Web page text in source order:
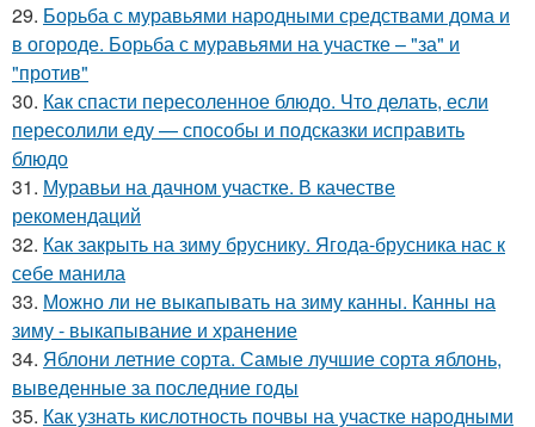
29. Борьба с муравьями народными средствами дома и
в огороде. Борьба с муравьями на участке – "за" и
"против"
30. Как спасти пересоленное блюдо. Что делать, если
пересолили еду — способы и подсказки исправить
блюдо
31. Муравьи на дачном участке. В качестве
рекомендаций
32. Как закрыть на зиму бруснику. Ягода-брусника нас к
себе манила
33. Можно ли не выкапывать на зиму канны. Канны на
зиму - выкапывание и хранение
34. Яблони летние сорта. Самые лучшие сорта яблонь,
выведенные за последние годы
35. Как узнать кислотность почвы на участке народными